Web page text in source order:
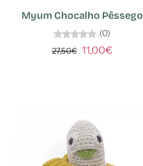
Myum Chocalho Pêssego
(0)
27,50€ 11,00€